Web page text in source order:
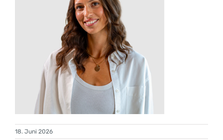
18. Juni 2026